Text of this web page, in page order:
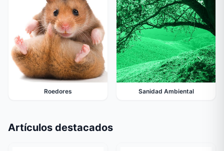
Roedores Sanidad Ambiental
Artículos destacados